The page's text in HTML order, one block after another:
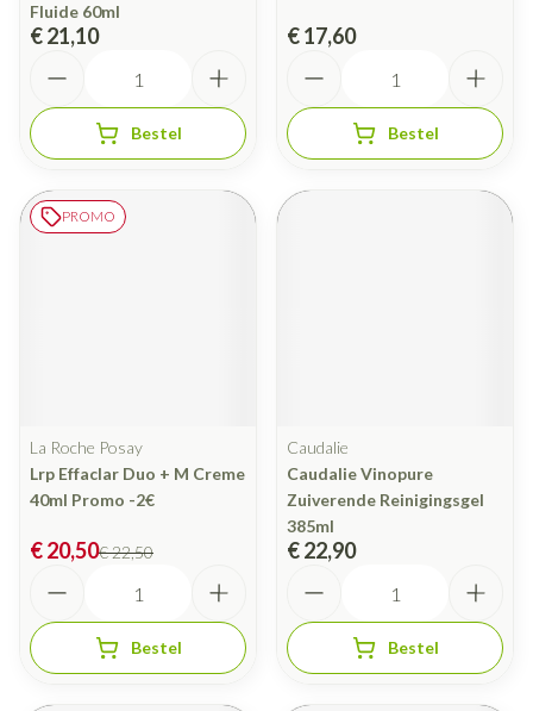
Fluide 60ml
€ 21,10
Bestel
€ 17,60
Bestel
PROMO
La Roche Posay
Lrp Effaclar Duo + M Creme
40ml Promo -2€
€ 22,50
€ 20,50
Bestel
Caudalie
Caudalie Vinopure
Zuiverende Reinigingsgel
385ml
€ 22,90
Bestel